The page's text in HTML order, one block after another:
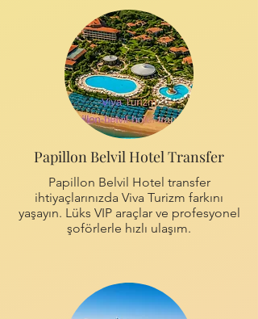
Papillon Belvil Hotel Transfer
Papillon Belvil Hotel transfer
ihtiyaçlarınızda Viva Turizm farkını
yaşayın. Lüks VIP araçlar ve profesyonel
şoförlerle hızlı ulaşım.